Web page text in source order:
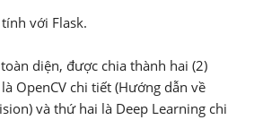
với Flask.
diện, được chia thành hai (2)
OpenCV chi tiết (Hướng dẫn về
và thứ hai là Deep Learning chi